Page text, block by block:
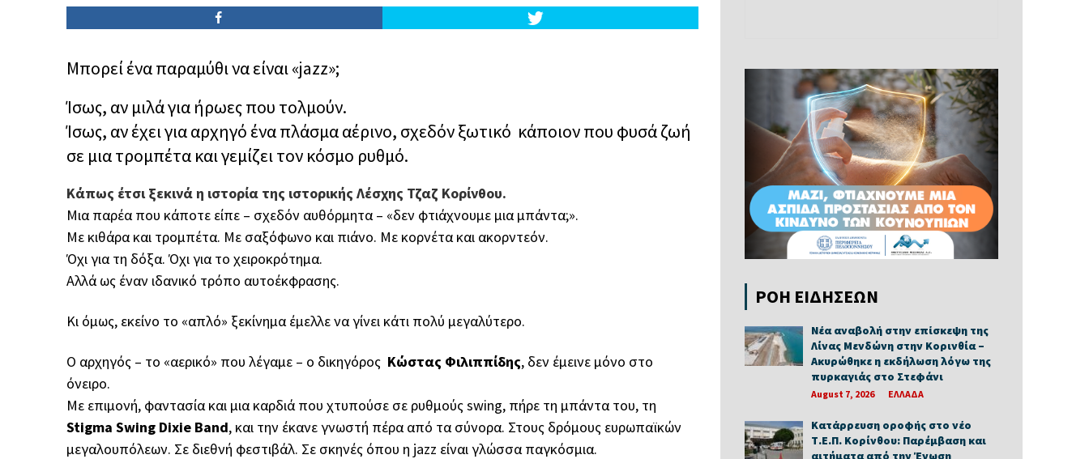
Μπορεί ένα παραμύθι να είναι «jazz»;
Ίσως, αν μιλά για ήρωες που τολμούν.
Ίσως, αν έχει για αρχηγό ένα πλάσμα αέρινο, σχεδόν ξωτικό κάποιον που φυσά ζωή
σε μια τρομπέτα και γεμίζει τον κόσμο ρυθμό.
Κάπως έτσι ξεκινά η ιστορία της ιστορικής Λέσχης Τζαζ Κορίνθου.
Μια παρέα που κάποτε είπε – σχεδόν αυθόρμητα – «δεν φτιάχνουμε μια μπάντα;».
Με κιθάρα και τρομπέτα. Με σαξόφωνο και πιάνο. Με κορνέτα και ακορντεόν.
Όχι για τη δόξα. Όχι για το χειροκρότημα.
Αλλά ως έναν ιδανικό τρόπο αυτοέκφρασης.
Κι όμως, εκείνο το «απλό» ξεκίνημα έμελλε να γίνει κάτι πολύ μεγαλύτερο.
Ο αρχηγός – το «αερικό» που λέγαμε – ο δικηγόρος Κώστας Φιλιππίδης, δεν έμεινε μόνο στο
όνειρο.
Με επιμονή, φαντασία και μια καρδιά που χτυπούσε σε ρυθμούς swing, πήρε τη μπάντα του, τη
Stigma Swing Dixie Band, και την έκανε γνωστή πέρα από τα σύνορα. Στους δρόμους ευρωπαϊκών
μεγαλουπόλεων. Σε διεθνή φεστιβάλ. Σε σκηνές όπου η jazz είναι γλώσσα παγκόσμια.
ΡΟΗ ΕΙΔΗΣΕΩΝ
Νέα αναβολή στην επίσκεψη της
Λίνας Μενδώνη στην Κορινθία –
Ακυρώθηκε η εκδήλωση λόγω της
πυρκαγιάς στο Στεφάνι
August 7, 2026 ΕΛΛΑΔΑ
Κατάρρευση οροφής στο νέο
Τ.Ε.Π. Κορίνθου: Παρέμβαση και
αιτήματα από την Ένωση